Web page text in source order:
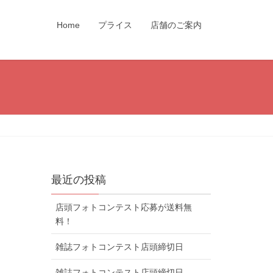
Home プライス 店舗のご案内
最近の投稿
店頭フォトコンテスト応募が送料無
料！
雑誌フォトコンテスト店頭締切日